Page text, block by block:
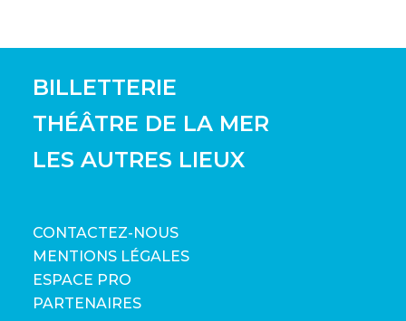
BILLETTERIE
THÉÂTRE DE LA MER
LES AUTRES LIEUX
CONTACTEZ-NOUS
MENTIONS LÉGALES
ESPACE PRO
PARTENAIRES